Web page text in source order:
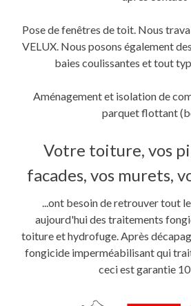
Pose de fenêtres de toit. Nous
VELUX. Nous posons également
baies coulissantes et tout
Aménagement et isolation de
parquet flottant
Votre toiture, vos
facades, vos murets,
...ont besoin de retrouver tout
aujourd'hui des traitements
toiture et hydrofuge. Après
fongicide imperméabilisant qui
ceci est garantie 10